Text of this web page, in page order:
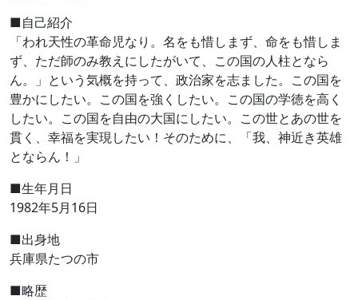
■自己紹介
「われ天性の革命児なり。名をも惜しまず、命をも惜しま
ず、ただ師のみ教えにしたがいて、この国の人柱となら
ん。」という気概を持って、政治家を志ました。この国を
豊かにしたい。この国を強くしたい。この国の学徳を高く
したい。この国を自由の大国にしたい。この世とあの世を
貫く、幸福を実現したい！そのために、「我、神近き英雄
とならん！」
■生年月日
1982年5月16日
■出身地
兵庫県たつの市
■略歴